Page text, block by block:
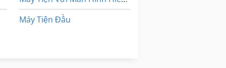
Máy Tiện Đầu